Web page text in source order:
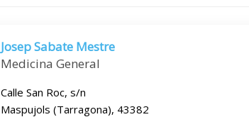
Josep Sabate Mestre
Medicina General
Calle San Roc, s/n
Maspujols (Tarragona), 43382